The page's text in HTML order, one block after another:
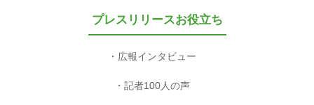
プレスリリースお役立ち
広報インタビュー
記者100人の声